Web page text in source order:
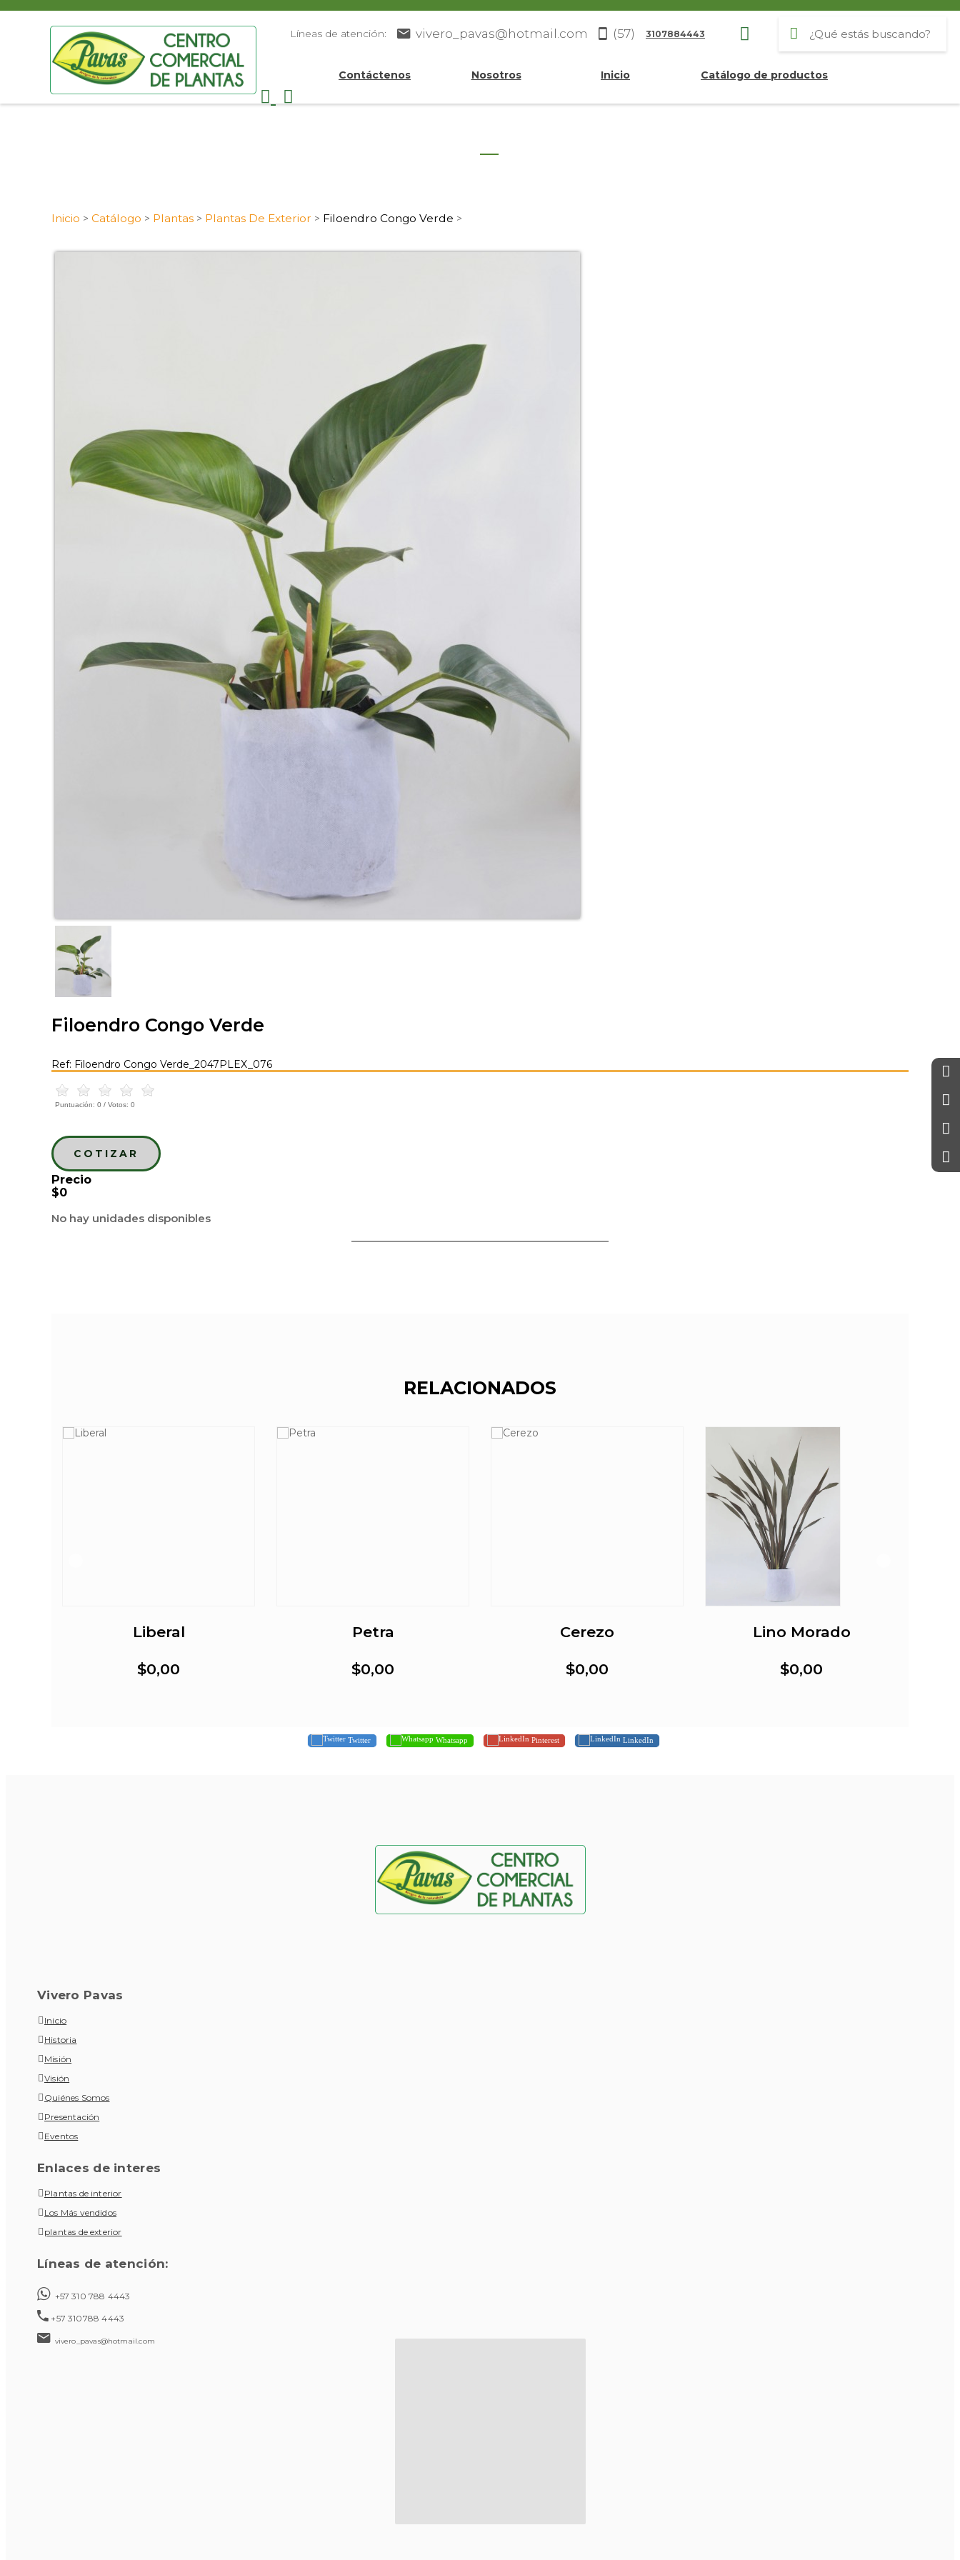
Líneas de atención: vivero_pavas@hotmail.com (57) 3107884443
Contáctenos Nosotros Inicio Catálogo de productos
Inicio > Catálogo > Plantas > Plantas De Exterior > Filoendro Congo Verde >
Filoendro Congo Verde
Ref: Filoendro Congo Verde_2047PLEX_076
Puntuación: 0 / Votos: 0
COTIZAR
Precio
$0
No hay unidades disponibles
RELACIONADOS
Liberal
$0,00
Petra
$0,00
Cerezo
$0,00
Lino Morado
$0,00
Twitter Whatsapp Pinterest LinkedIn
Vivero Pavas
Inicio
Historia
Misión
Visión
Quiénes Somos
Presentación
Eventos
Enlaces de interes
Plantas de interior
Los Más vendidos
plantas de exterior
Líneas de atención:
+57 310 788 4443
+57 310788 4443
vivero_pavas@hotmail.com